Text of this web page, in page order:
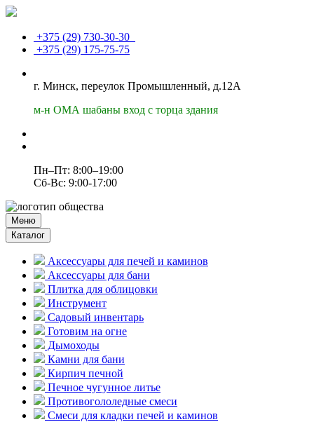
+375 (29) 730-30-30
+375 (29) 175-75-75
г. Минск, переулок Промышленный, д.12А
м-н ОМА шабаны вход с торца здания
Пн–Пт: 8:00–19:00
Сб-Вс: 9:00-17:00
Меню
Каталог
Аксессуары для печей и каминов
Аксессуары для бани
Плитка для облицовки
Инструмент
Садовый инвентарь
Готовим на огне
Дымоходы
Камни для бани
Кирпич печной
Печное чугунное литье
Противогололедные смеси
Смеси для кладки печей и каминов